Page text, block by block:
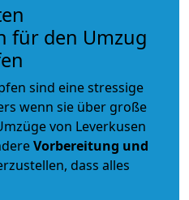
für den Umzug
sind eine stressige
wenn sie über große
von Leverkusen
Vorbereitung und
dass alles